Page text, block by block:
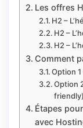
Les offres
H2 –
H2 –
H2 –
Comment
Option
Option
friendly)
Étapes
avec